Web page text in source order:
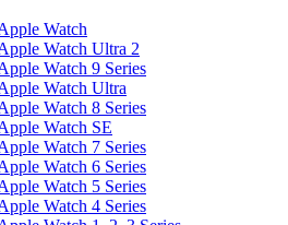
Watch
Watch Ultra 2
Watch 9 Series
Watch Ultra
Watch 8 Series
Watch SE
Watch 7 Series
Watch 6 Series
Watch 5 Series
Watch 4 Series